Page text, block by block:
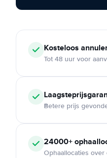
Kosteloos
Tot 48 uur voor
Betere prijs
24000+
Ophaallocaties